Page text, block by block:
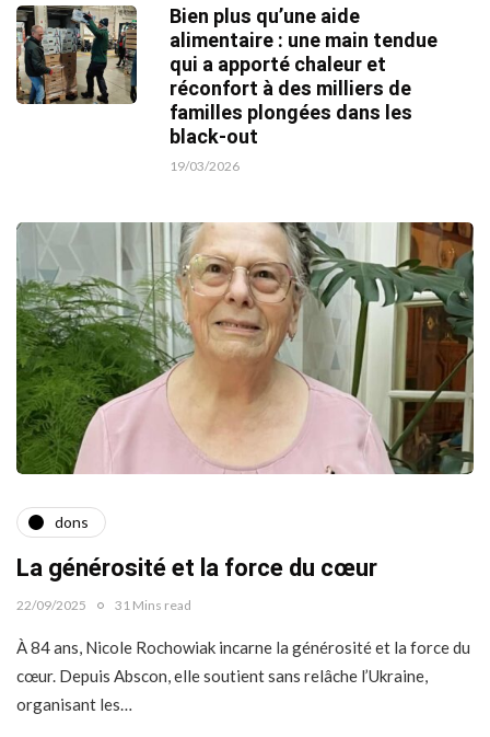
Bien plus qu’une aide
alimentaire : une main tendue
qui a apporté chaleur et
réconfort à des milliers de
familles plongées dans les
black-out
19/03/2026
dons
La générosité et la force du cœur
22/09/2025 31 Mins read
À 84 ans, Nicole Rochowiak incarne la générosité et la force du
cœur. Depuis Abscon, elle soutient sans relâche l’Ukraine,
organisant les…